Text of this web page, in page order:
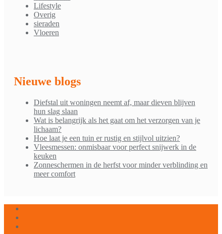
Lifestyle
Overig
sieraden
Vloeren
Nieuwe blogs
Diefstal uit woningen neemt af, maar dieven blijven
hun slag slaan
Wat is belangrijk als het gaat om het verzorgen van je
lichaam?
Hoe laat je een tuin er rustig en stijlvol uitzien?
Vleesmessen: onmisbaar voor perfect snijwerk in de
keuken
Zonneschermen in de herfst voor minder verblinding en
meer comfort